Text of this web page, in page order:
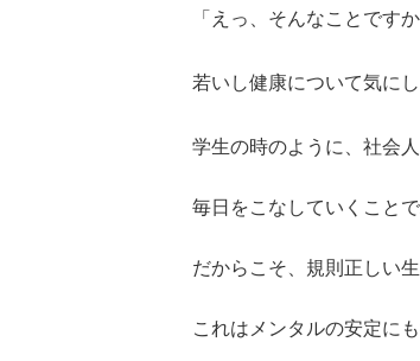
「えっ、そんなことですか
若いし健康について気に
学生の時のように、社会
毎日をこなしていくこと
だからこそ、規則正しい
これはメンタルの安定にも